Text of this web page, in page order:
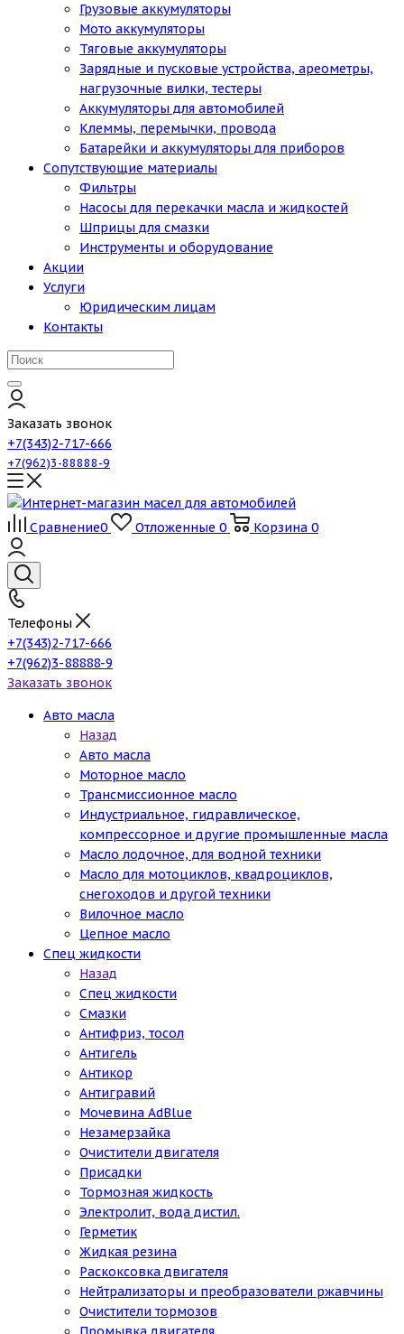
Грузовые аккумуляторы
Мото аккумуляторы
Тяговые аккумуляторы
Зарядные и пусковые устройства, ареометры,
нагрузочные вилки, тестеры
Аккумуляторы для автомобилей
Клеммы, перемычки, провода
Батарейки и аккумуляторы для приборов
Сопутствующие материалы
Фильтры
Насосы для перекачки масла и жидкостей
Шприцы для смазки
Инструменты и оборудование
Акции
Услуги
Юридическим лицам
Контакты
Заказать звонок
+7(343)2-717-666
+7(962)3-88888-9
Сравнение0 Отложенные 0 Корзина 0
Телефоны
+7(343)2-717-666
+7(962)3-88888-9
Заказать звонок
Авто масла
Назад
Авто масла
Моторное масло
Трансмиссионное масло
Индустриальное, гидравлическое,
компрессорное и другие промышленные масла
Масло лодочное, для водной техники
Масло для мотоциклов, квадроциклов,
снегоходов и другой техники
Вилочное масло
Цепное масло
Спец жидкости
Назад
Спец жидкости
Смазки
Антифриз, тосол
Антигель
Антикор
Антигравий
Мочевина AdBlue
Незамерзайка
Очистители двигателя
Присадки
Тормозная жидкость
Электролит, вода дистил.
Герметик
Жидкая резина
Раскоксовка двигателя
Нейтрализаторы и преобразователи ржавчины
Очистители тормозов